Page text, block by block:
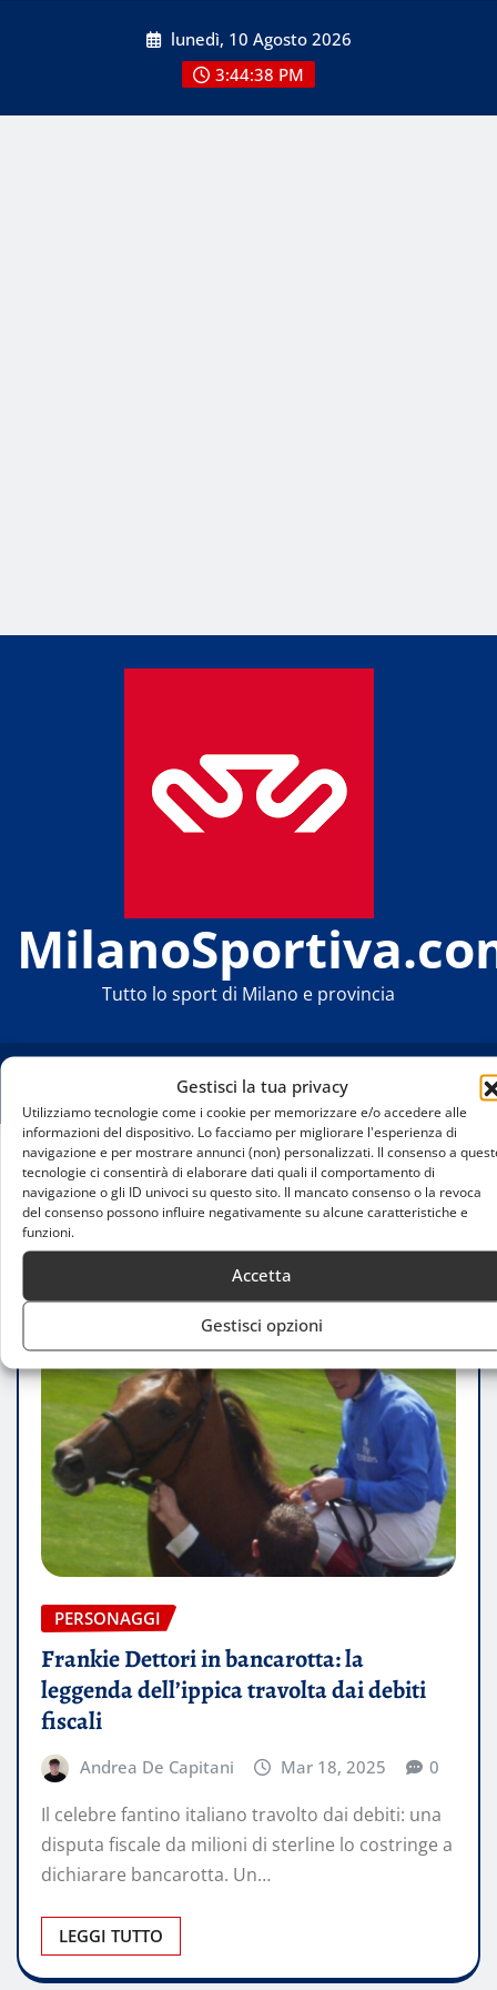
Gestisci la tua privacy
Utilizziamo tecnologie come i cookie per memorizzare e/o accedere alle
informazioni del dispositivo. Lo facciamo per migliorare l'esperienza di
navigazione e per mostrare annunci (non) personalizzati. Il consenso a
tecnologie ci consentirà di elaborare dati quali il comportamento di
navigazione o gli ID univoci su questo sito. Il mancato consenso o la revoca
del consenso possono influire negativamente su alcune caratteristiche e
funzioni.
Accetta
Gestisci opzioni
lunedì, 10 Agosto 2026
3:44:38 PM
Tutto lo sport di Milano e provincia
Home
Frankie Dettori in bancarotta: la leggenda
dell’ippica travolta dai debiti fiscali
PERSONAGGI
Frankie Dettori in bancarotta: la
leggenda dell’ippica travolta dai debiti
fiscali
Andrea De Capitani Mar 18, 2025 0
Il celebre fantino italiano travolto dai debiti: una
disputa fiscale da milioni di sterline lo costringe a
dichiarare bancarotta. Un…
LEGGI TUTTO